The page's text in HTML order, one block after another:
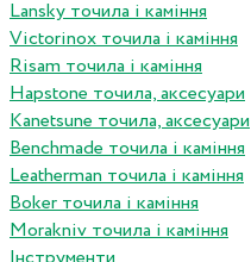
Lansky точила і каміння
Victorinox точила і каміння
Risam точила і каміння
Hapstone точила, аксесуари
Kanetsune точила, аксесуари
Benchmade точила і каміння
Leatherman точила і каміння
Boker точила і каміння
Morakniv точила і каміння